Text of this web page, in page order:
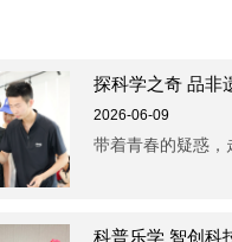
2026-06-09